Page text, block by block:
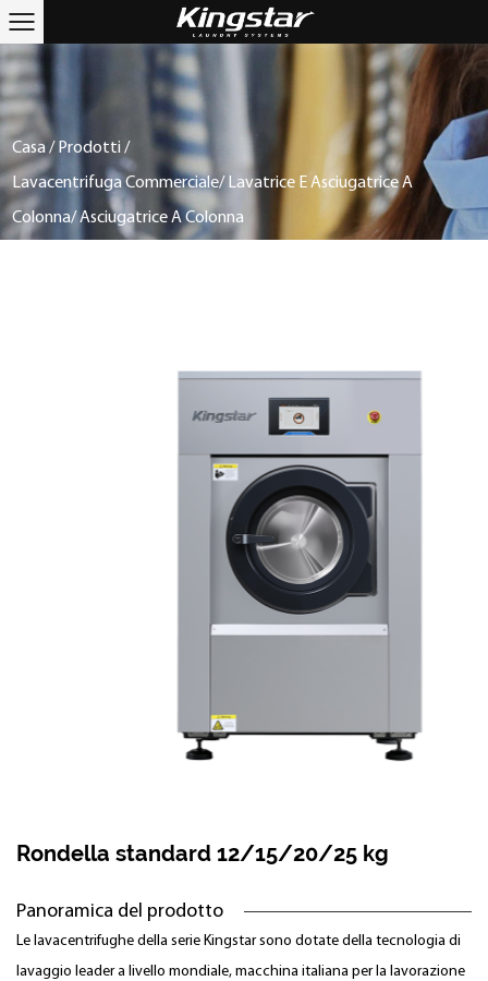
Casa/ Prodotti/
Lavacentrifuga Commerciale/ Lavatrice E Asciugatrice A
Colonna/ Asciugatrice A Colonna
Rondella standard 12/15/20/25 kg
Panoramica del prodotto
Le lavacentrifughe della serie Kingstar sono dotate della tecnologia di
lavaggio leader a livello mondiale, macchina italiana per la lavorazione